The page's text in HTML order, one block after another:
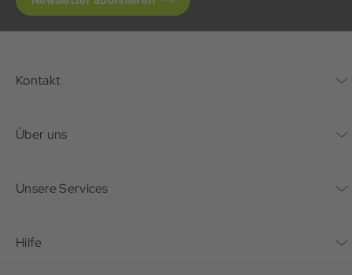
Kontakt
Über uns
Karriere
Unsere Services
Hilfe